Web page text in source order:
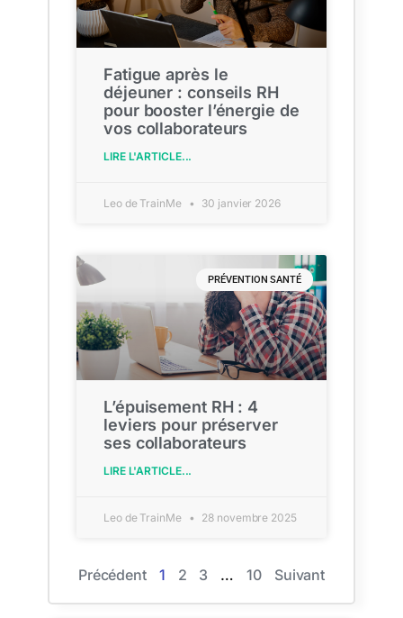
Fatigue après le
déjeuner : conseils RH
pour booster l’énergie de
vos collaborateurs
LIRE L'ARTICLE...
Leo de TrainMe 30 janvier 2026
PRÉVENTION SANTÉ
L’épuisement RH : 4
leviers pour préserver
ses collaborateurs
LIRE L'ARTICLE...
Leo de TrainMe 28 novembre 2025
Précédent 1 2 3 … 10 Suivant